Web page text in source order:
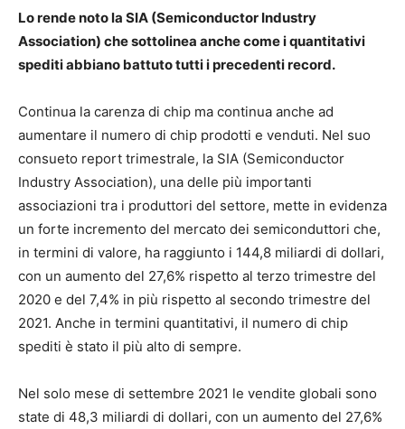
Lo rende noto la SIA (Semiconductor Industry
Association) che sottolinea anche come i quantitativi
spediti abbiano battuto tutti i precedenti record.
Continua la carenza di chip ma continua anche ad
aumentare il numero di chip prodotti e venduti. Nel suo
consueto report trimestrale, la SIA (Semiconductor
Industry Association), una delle più importanti
associazioni tra i produttori del settore, mette in evidenza
un forte incremento del mercato dei semiconduttori che,
in termini di valore, ha raggiunto i 144,8 miliardi di dollari,
con un aumento del 27,6% rispetto al terzo trimestre del
2020 e del 7,4% in più rispetto al secondo trimestre del
2021. Anche in termini quantitativi, il numero di chip
spediti è stato il più alto di sempre.
Nel solo mese di settembre 2021 le vendite globali sono
state di 48,3 miliardi di dollari, con un aumento del 27,6%